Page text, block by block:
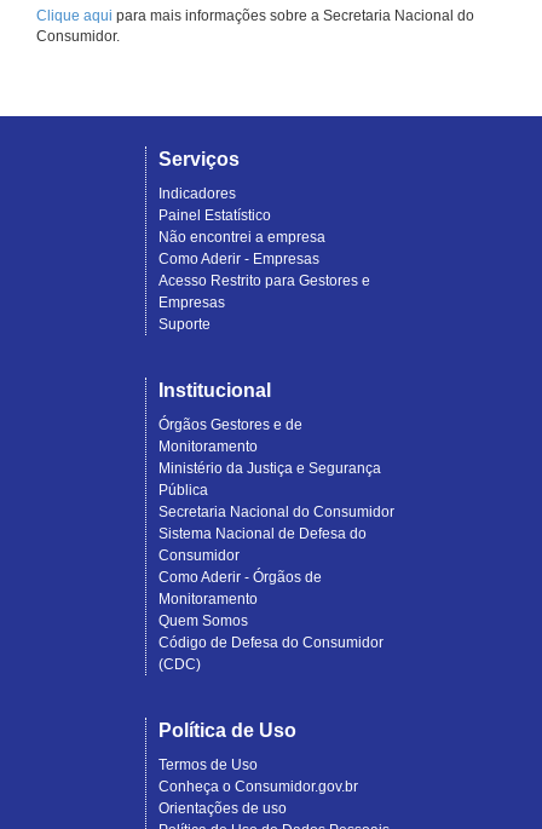
Clique aqui para mais informações sobre a Secretaria Nacional do
Consumidor.
Serviços
Indicadores
Painel Estatístico
Não encontrei a empresa
Como Aderir - Empresas
Acesso Restrito para Gestores e
Empresas
Suporte
Institucional
Órgãos Gestores e de
Monitoramento
Ministério da Justiça e Segurança
Pública
Secretaria Nacional do Consumidor
Sistema Nacional de Defesa do
Consumidor
Como Aderir - Órgãos de
Monitoramento
Quem Somos
Código de Defesa do Consumidor
(CDC)
Política de Uso
Termos de Uso
Conheça o Consumidor.gov.br
Orientações de uso